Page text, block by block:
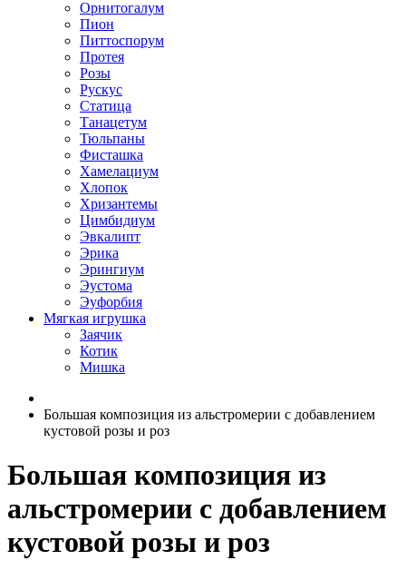
Орнитогалум
Пион
Питтоспорум
Протея
Розы
Рускус
Статица
Танацетум
Тюльпаны
Фисташка
Хамелациум
Хлопок
Хризантемы
Цимбидиум
Эвкалипт
Эрика
Эрингиум
Эустома
Эуфорбия
Мягкая игрушка
Заячик
Котик
Мишка
Большая композиция из альстромерии c добавлением
кустовой розы и роз
Большая композиция из
альстромерии c добавлением
кустовой розы и роз